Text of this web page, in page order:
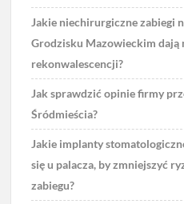
Jakie niechirurgiczne zabiegi
Grodzisku Mazowieckim dają
rekonwalescencji?
Jak sprawdzić opinie firmy
Śródmieścia?
Jakie implanty
się u palacza, by zmniejszyć
zabiegu?